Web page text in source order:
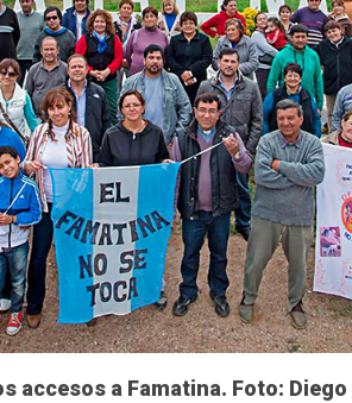
accesos a Famatina. Foto: